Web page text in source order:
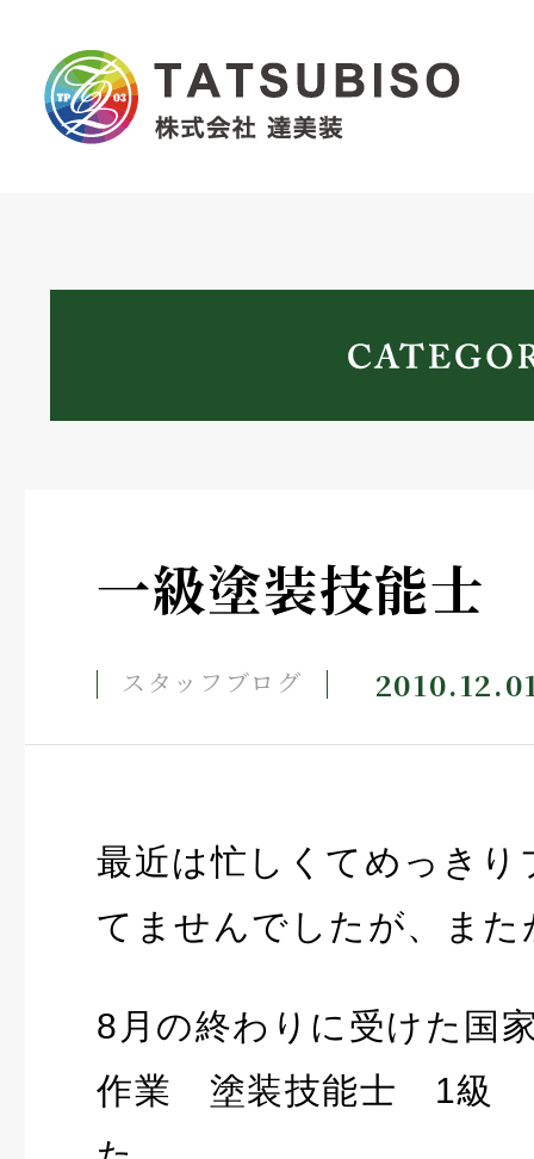
一級塗装技能士
スタッフブログ
最近は忙しくてめっきり
てませんでしたが、ま
8月の終わりに受けた国
作業 塗装技能士 1級